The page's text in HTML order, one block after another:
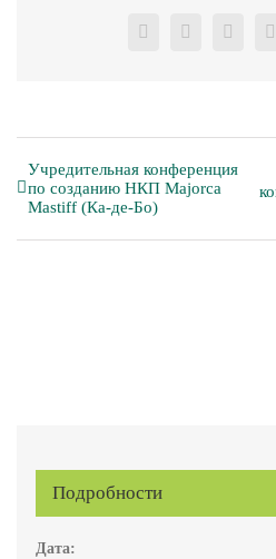
Facebook
X Reddit
Учредительная конференция
по созданию НКП Majorca
Mastiff (Ка-де-Бо)
Подробности
Дата: